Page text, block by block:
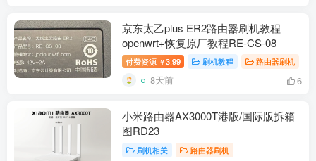
京东太乙plus ER2路由器刷机教程
openwrt+恢复原厂教程RE-CS-08
付费资源 ￥3.99 刷机教程 路由器刷机
8天前 6
小米路由器AX3000T港版/国际版拆箱
图RD23
刷机相关 路由器刷机